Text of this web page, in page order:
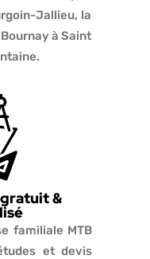
Jallieu, la
à Saint
&
familiale MTB
et devis